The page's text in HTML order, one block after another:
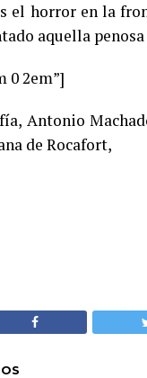
el horror en la
aquella
0 2em”]
Antonio
de Rocafort,